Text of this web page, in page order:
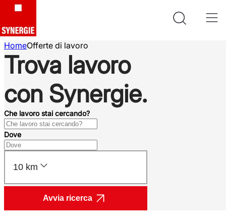
HomeOfferte di lavoro
Trova lavoro
con Synergie.
Che lavoro stai cercando?
Dove
10 km
Avvia ricerca